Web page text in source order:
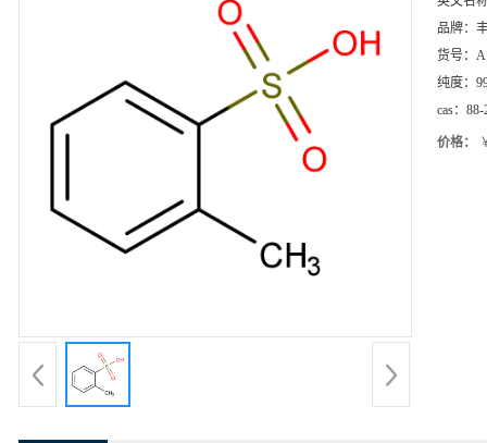
品牌：
货号：
纯度：
cas： 88-
价格：